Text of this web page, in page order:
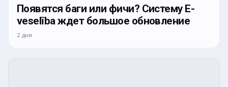
Появятся баги или фичи? Систему E-
veselība ждет большое обновление
2 дня